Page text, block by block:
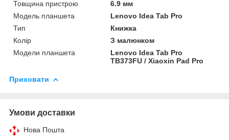
Товщина пристрою
6.9 мм
Модель планшета
Lenovo Idea Tab Pro
Тип
Книжка
Колір
З малюнком
Модели планшета
Lenovo Idea Tab Pro
TB373FU / Xiaoxin Pad Pro
Приховати
Умови доставки
Нова Пошта